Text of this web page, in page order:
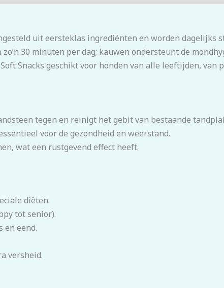
uit eersteklas ingrediënten en worden dagelijks
30 minuten per dag; kauwen ondersteunt de
Snacks geschikt voor honden van alle leeftijden, van
tegen en reinigt het gebit van bestaande
voor de gezondheid en weerstand.
wat een rustgevend effect heeft.
diëten.
tot senior).
en eend.
versheid.